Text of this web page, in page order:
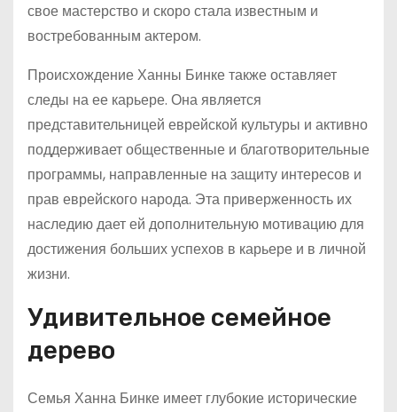
свое мастерство и скоро стала известным и
востребованным актером.
Происхождение Ханны Бинке также оставляет
следы на ее карьере. Она является
представительницей еврейской культуры и активно
поддерживает общественные и благотворительные
программы, направленные на защиту интересов и
прав еврейского народа. Эта приверженность их
наследию дает ей дополнительную мотивацию для
достижения больших успехов в карьере и в личной
жизни.
Удивительное семейное
дерево
Семья Ханна Бинке имеет глубокие исторические